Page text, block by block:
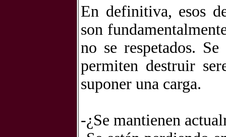
En definitiva, esos
son
no se respetados.
permiten destruir
suponer una carga.
-¿Se mantienen